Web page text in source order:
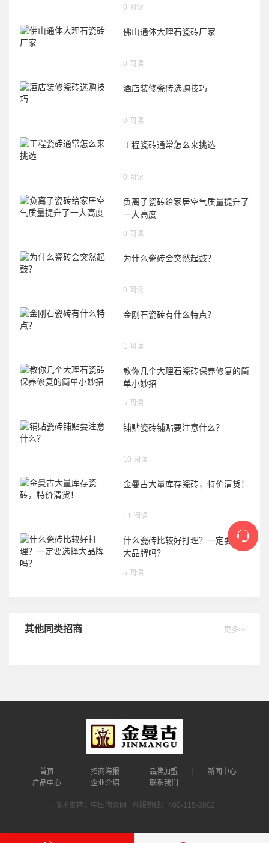
0 阅读
佛山通体大理石瓷砖厂家
0 阅读
酒店装修瓷砖选购技巧
0 阅读
工程瓷砖通常怎么来挑选
0 阅读
负离子瓷砖给家居空气质量提升了
一大高度
0 阅读
为什么瓷砖会突然起鼓？
0 阅读
金刚石瓷砖有什么特点？
1 阅读
教你几个大理石瓷砖保养修复的简
单小妙招
5 阅读
铺贴瓷砖铺贴要注意什么？
10 阅读
金曼古大量库存瓷砖，特价清货！
11 阅读
什么瓷砖比较好打理？一定要选择
大品牌吗？
5 阅读
其他同类招商 更多>>
首页 招商海报 品牌加盟
新闻中心
产品中心
企业介绍 联系我们
技术支持：中国陶瓷网 客服热线：400-115-2002